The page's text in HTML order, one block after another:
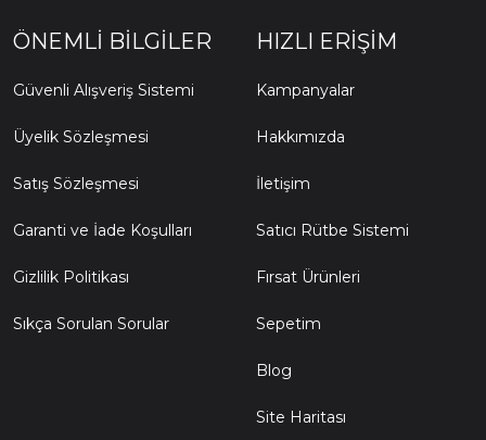
ÖNEMLI BILGILER
Güvenli Alışveriş Sistemi
Üyelik Sözleşmesi
Satış Sözleşmesi
Garanti ve İade Koşulları
Gizlilik Politikası
Sıkça Sorulan Sorular
HIZLI ERIŞIM
Kampanyalar
Hakkımızda
İletişim
Satıcı Rütbe Sistemi
Fırsat Ürünleri
Sepetim
Blog
Site Haritası